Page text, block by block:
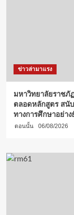
ข่าวล่ามาแรง
มหาวิทยาลัยราชภั
ตลอดหลักสูตร สนั
ทางการศึกษาอย่าง
ตอนนั้น 06/08/2026